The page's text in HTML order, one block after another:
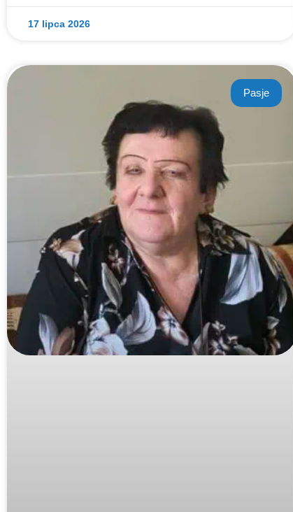
17 lipca 2026
Pasje